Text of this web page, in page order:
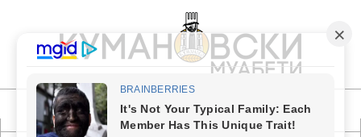
content
КУМАНОВСКИ
МУАБЕТИ
Primary